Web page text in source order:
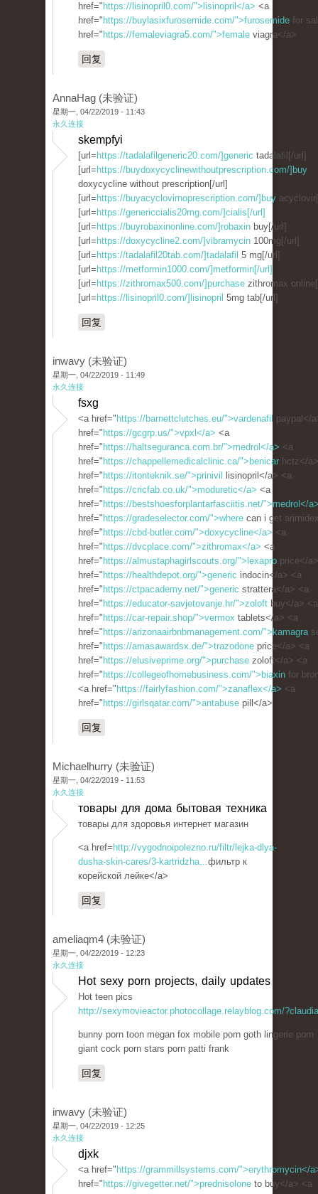
href=" https://lisinopril0.com/">lisinopril</a> <a
href=" https://buylasixfurosemide.com/">furosemide for
href=" https://femaleviagra5.com/">female viagra</a>
回复
AnnaHag (未验证)
星期一, 04/22/2019 - 11:43
永久连接
skempfyi
[url= https://tadalafilgeneric20.com/]generic tadalafil[/url]
[url= https://buydoxycyclinewithoutprescription.com/]buy
doxycycline without prescription[/url]
[url= https://buyacyclovirnoprescription.com/]buy
[url= https://genericcialis20mg.com/]cialis[/url]
[url= https://buyrobaxinonline.com/]robaxin buy[/url]
[url= https://doxycycline2.com/]vibramycin 100mg[/url]
[url= https://tadalafil20tab.com/]tadalafil 5 mg[/url]
[url= https://metformin1000.com/]metformin[/url]
[url= https://zithromax500.com/]purchase zithromax
[url= https://lisinopril0.com/]lisinopril 5mg tab[/url]
回复
inwavy (未验证)
星期一, 04/22/2019 - 11:49
永久连接
fsxg
<a href=" https://barnettclutches.eu/">vardenafil paypal</
href=" https://gcgrp.us/">vpxl</a> <a
href=" https://haltseguranca.com.br/">medrol</a> <a
href=" https://chappellemedicalclinic.ca/">benicar hctz</
href=" https://itonteknik.se/">prinivil
lisinopril</a> <a
href=" https://cricfab.co.uk/">moduretic</a> <a
href=" https://bestshoesforplantarfasciitis.net/">medrol</
href=" https://gradeselector.com/">where can i get
href=" https://cbd-butler.com/">doxycycline</a> <a
href=" https://dvcplace.com/">zithromax</a> <a
href=" https://almustaphagirlscouts.org/">lexapro price</
href=" https://healthdepot.org/">generic indocin</a> <a
href=" https://ctpacademy.net/">generic strattera</a> <a
href=" https://educator-savjetovanje.hr/">zoloft buy</a> <a
href=" https://car-repair.shop/">vermox tablets</a> <a
href=" https://arizonaairbnbmanagement.com/">kamagra
href=" https://amasawardsx.de/">trazodone price</a> <a
href=" https://elusiveprime.org/">purchase zoloft</a> <a
href=" https://collegeofhomebusiness.com/">biaxin for
<a href=" https://fairlyfashion.com/">zanaflex</a> <a
href=" https://girlsqatar.com/">antabuse pill</a>
回复
Michaelhurry (未验证)
星期一, 04/22/2019 - 11:53
永久连接
товары для дома бытовая техника
товары для здоровья интернет магазин
<a href= http://vygodnoipolezno.ru/filtr/lejka-dlya-
dusha-skin-cares/3-kartridzha...фильтр к
корейской лейке</a>
回复
ameliaqm4 (未验证)
星期一, 04/22/2019 - 12:23
永久连接
Hot sexy porn projects, daily updates
Hot teen pics
http://sexymovieactor.photocollage.relayblog.com/?claudia
bunny porn toon megan fox mobile porn goth lingerie porn
giant cock porn stars porn patti frank
回复
inwavy (未验证)
星期一, 04/22/2019 - 12:25
永久连接
djxk
<a href=" https://grammillsystems.com/">erythromycin</
href=" https://givegetter.net/">prednisolone to buy</a> <a